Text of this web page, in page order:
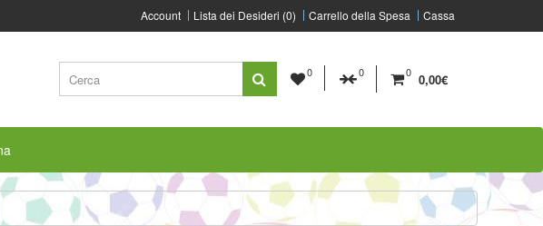
Account Lista dei Desideri (0) Carrello della Spesa Cassa
0 0 0 0,00€